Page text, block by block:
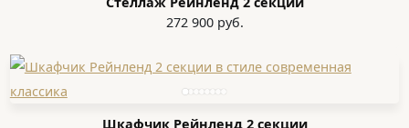
272 900 руб.
Шкафчик Рейнленд 2 секции